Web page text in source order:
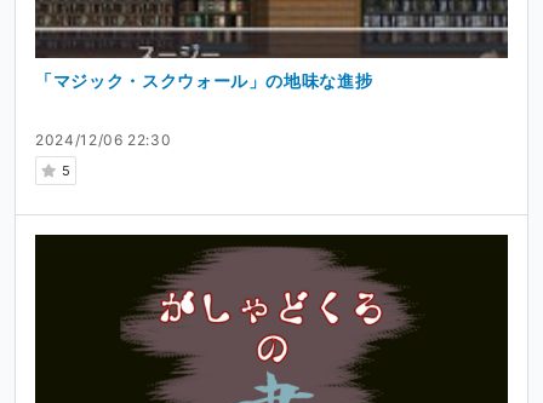
2024/12/06 22:30
5
「マジック・スクウォール」の地味な進捗